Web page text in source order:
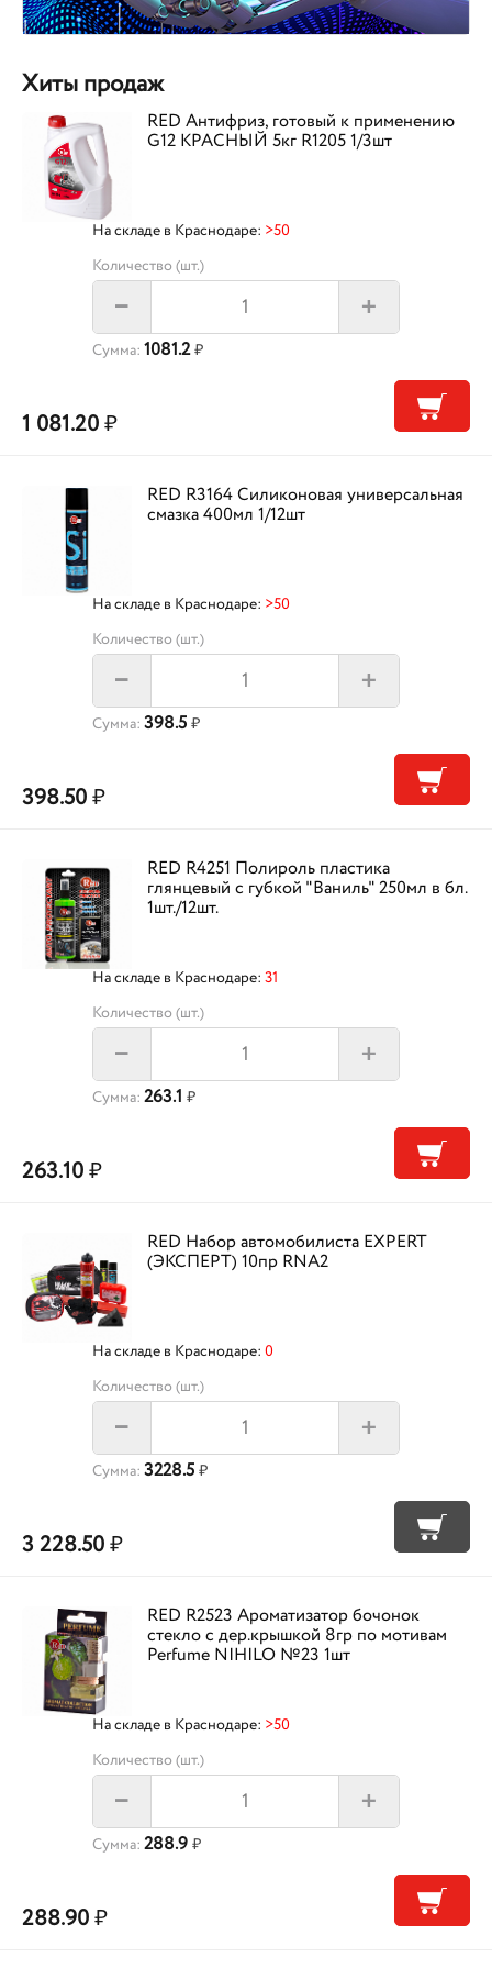
Хиты продаж
RED Антифриз, готовый к применению
G12 КРАСНЫЙ 5кг R1205 1/3шт
На складе в Краснодаре: >50
Количество (шт.)
– +
Сумма: 1081.2₽
1 081.20₽
RED R3164 Силиконовая универсальная
смазка 400мл 1/12шт
На складе в Краснодаре: >50
Количество (шт.)
– +
Сумма: 398.5 ₽
398.50₽
RED R4251 Полироль пластика
глянцевый с губкой "Ваниль" 250мл в бл.
1шт./12шт.
На складе в Краснодаре: 31
Количество (шт.)
– +
Сумма: 263.1 ₽
263.10₽
RED Набор автомобилиста EXPERT
(ЭКСПЕРТ) 10пр RNA2
На складе в Краснодаре: 0
Количество (шт.)
– +
Сумма: 3228.5 ₽
3 228.50₽
RED R2523 Ароматизатор бочонок
стекло с дер.крышкой 8гр по мотивам
Perfume NIHILO №23 1шт
На складе в Краснодаре: >50
Количество (шт.)
– +
Сумма: 288.9 ₽
288.90₽